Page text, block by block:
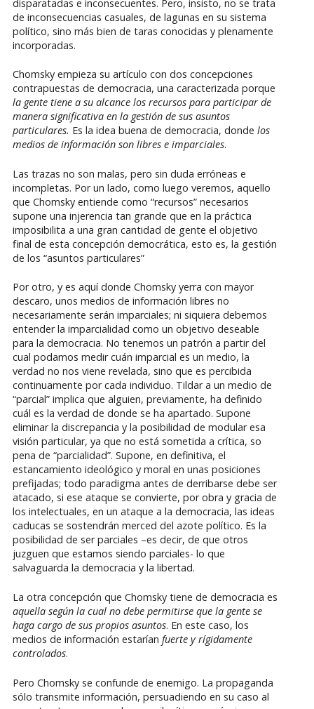
disparatadas e inconsecuentes. Pero, insisto, no se trata
de inconsecuencias casuales, de lagunas en su sistema
político, sino más bien de taras conocidas y plenamente
incorporadas.
Chomsky empieza su artículo con dos concepciones
contrapuestas de democracia, una caracterizada porque
la gente tiene a su alcance los recursos para participar de
manera significativa en la gestión de sus asuntos
particulares. Es la idea buena de democracia, donde los
medios de información son libres e imparciales.
Las trazas no son malas, pero sin duda erróneas e
incompletas. Por un lado, como luego veremos, aquello
que Chomsky entiende como “recursos” necesarios
supone una injerencia tan grande que en la práctica
imposibilita a una gran cantidad de gente el objetivo
final de esta concepción democrática, esto es, la gestión
de los “asuntos particulares”
Por otro, y es aquí donde Chomsky yerra con mayor
descaro, unos medios de información libres no
necesariamente serán imparciales; ni siquiera debemos
entender la imparcialidad como un objetivo deseable
para la democracia. No tenemos un patrón a partir del
cual podamos medir cuán imparcial es un medio, la
verdad no nos viene revelada, sino que es percibida
continuamente por cada individuo. Tildar a un medio de
“parcial” implica que alguien, previamente, ha definido
cuál es la verdad de donde se ha apartado. Supone
eliminar la discrepancia y la posibilidad de modular esa
visión particular, ya que no está sometida a crítica, so
pena de “parcialidad”. Supone, en definitiva, el
estancamiento ideológico y moral en unas posiciones
prefijadas; todo paradigma antes de derribarse debe ser
atacado, si ese ataque se convierte, por obra y gracia de
los intelectuales, en un ataque a la democracia, las ideas
caducas se sostendrán merced del azote político. Es la
posibilidad de ser parciales –es decir, de que otros
juzguen que estamos siendo parciales- lo que
salvaguarda la democracia y la libertad.
La otra concepción que Chomsky tiene de democracia es
aquella según la cual no debe permitirse que la gente se
haga cargo de sus propios asuntos. En este caso, los
medios de información estarían fuerte y rígidamente
controlados.
Pero Chomsky se confunde de enemigo. La propaganda
sólo transmite información, persuadiendo en su caso al